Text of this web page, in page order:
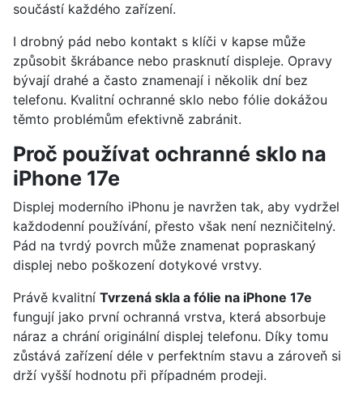
součástí každého zařízení.
I drobný pád nebo kontakt s klíči v kapse může
způsobit škrábance nebo prasknutí displeje. Opravy
bývají drahé a často znamenají i několik dní bez
telefonu. Kvalitní ochranné sklo nebo fólie dokážou
těmto problémům efektivně zabránit.
Proč používat ochranné sklo na
iPhone 17e
Displej moderního iPhonu je navržen tak, aby vydržel
každodenní používání, přesto však není nezničitelný.
Pád na tvrdý povrch může znamenat popraskaný
displej nebo poškození dotykové vrstvy.
Právě kvalitní Tvrzená skla a fólie na iPhone 17e
fungují jako první ochranná vrstva, která absorbuje
náraz a chrání originální displej telefonu. Díky tomu
zůstává zařízení déle v perfektním stavu a zároveň si
drží vyšší hodnotu při případném prodeji.